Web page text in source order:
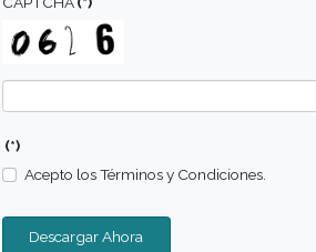
Más Información
Comunicate con